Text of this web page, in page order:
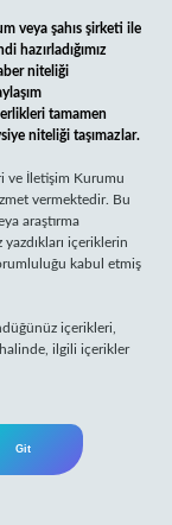
veya şahıs şirketi ile
hazırladığımız
niteliği
tamamen
niteliği taşımazlar.
ve İletişim Kurumu
vermektedir. Bu
araştırma
içeriklerin
kabul etmiş
içerikleri,
ilgili içerikler